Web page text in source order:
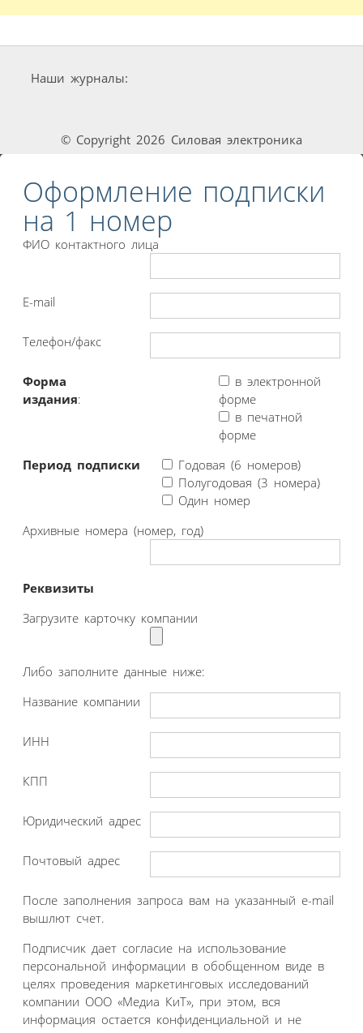
Наши журналы:
© Copyright 2026 Силовая электроника
Оформление подписки
на 1 номер
ФИО контактного лица
E-mail
Телефон/факс
Форма
издания:
в электронной
форме
в печатной
форме
Период подписки
Годовая (6 номеров)
Полугодовая (3 номера)
Один номер
Архивные номера (номер, год)
Реквизиты
Загрузите карточку компании
Либо заполните данные ниже:
Название компании
ИНН
КПП
Юридический адрес
Почтовый адрес
После заполнения запроса вам на указанный e-mail
вышлют счет.
Подписчик дает согласие на использование
персональной информации в обобщенном виде в
целях проведения маркетинговых исследований
компании ООО «Медиа КиТ», при этом, вся
информация остается конфиденциальной и не